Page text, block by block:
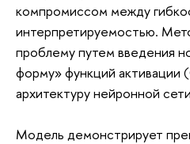
компромиссом между
интерпретируемостью.
проблему путем введения
форму» функций активации
архитектуру нейронной
Модель демонстрирует